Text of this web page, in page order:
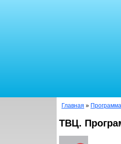
Главная »
ТВЦ.